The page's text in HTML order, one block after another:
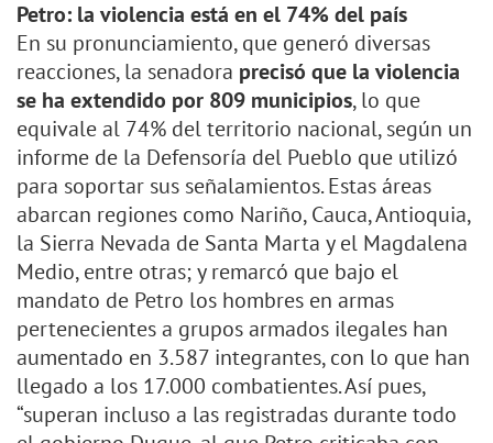
Petro: la violencia está en el 74% del país
En su pronunciamiento, que generó diversas
reacciones, la senadora precisó que la violencia
se ha extendido por 809 municipios, lo que
equivale al 74% del territorio nacional, según un
informe de la Defensoría del Pueblo que utilizó
para soportar sus señalamientos. Estas áreas
abarcan regiones como Nariño, Cauca, Antioquia,
la Sierra Nevada de Santa Marta y el Magdalena
Medio, entre otras; y remarcó que bajo el
mandato de Petro los hombres en armas
pertenecientes a grupos armados ilegales han
aumentado en 3.587 integrantes, con lo que han
llegado a los 17.000 combatientes. Así pues,
“superan incluso a las registradas durante todo